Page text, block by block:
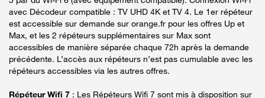
avec Décodeur compatible : TV UHD 4K et TV 4. Le 1er répéteur
est accessible sur demande sur orange.fr pour les offres Up et
Max, et les 2 répéteurs supplémentaires sur Max sont
accessibles de manière séparée chaque 72h après la demande
précédente. L’accès aux répéteurs n’est pas cumulable avec les
répéteurs accessibles via les autres offres.
Répéteur Wifi 7 : Les Répéteurs Wifi 7 sont mis à disposition sur